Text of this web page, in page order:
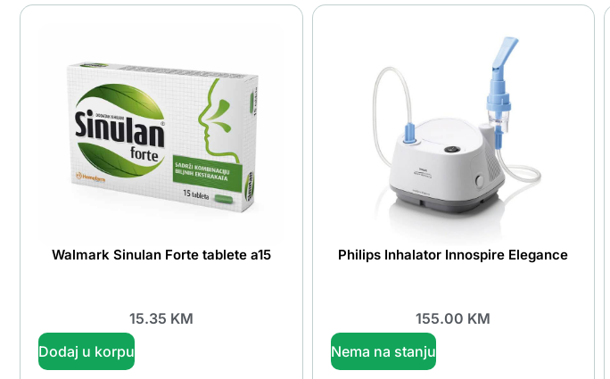
Walmark Sinulan Forte tablete a15
15.35 KM
Dodaj u korpu
Philips Inhalator Innospire Elegance
155.00 KM
Nema na stanju